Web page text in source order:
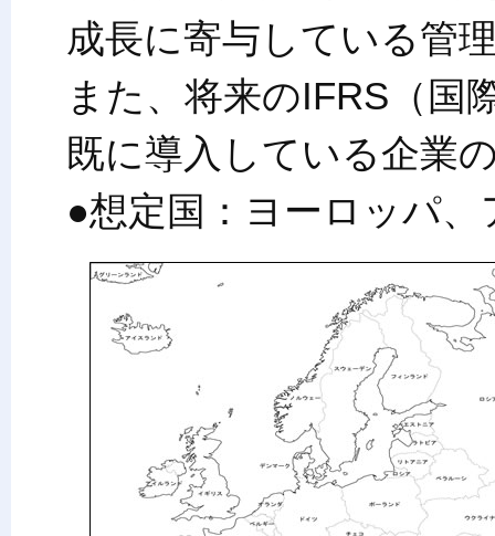
成長に寄与している管
また、将来のIFRS（国
既に導入している企業
●想定国：ヨーロッパ、